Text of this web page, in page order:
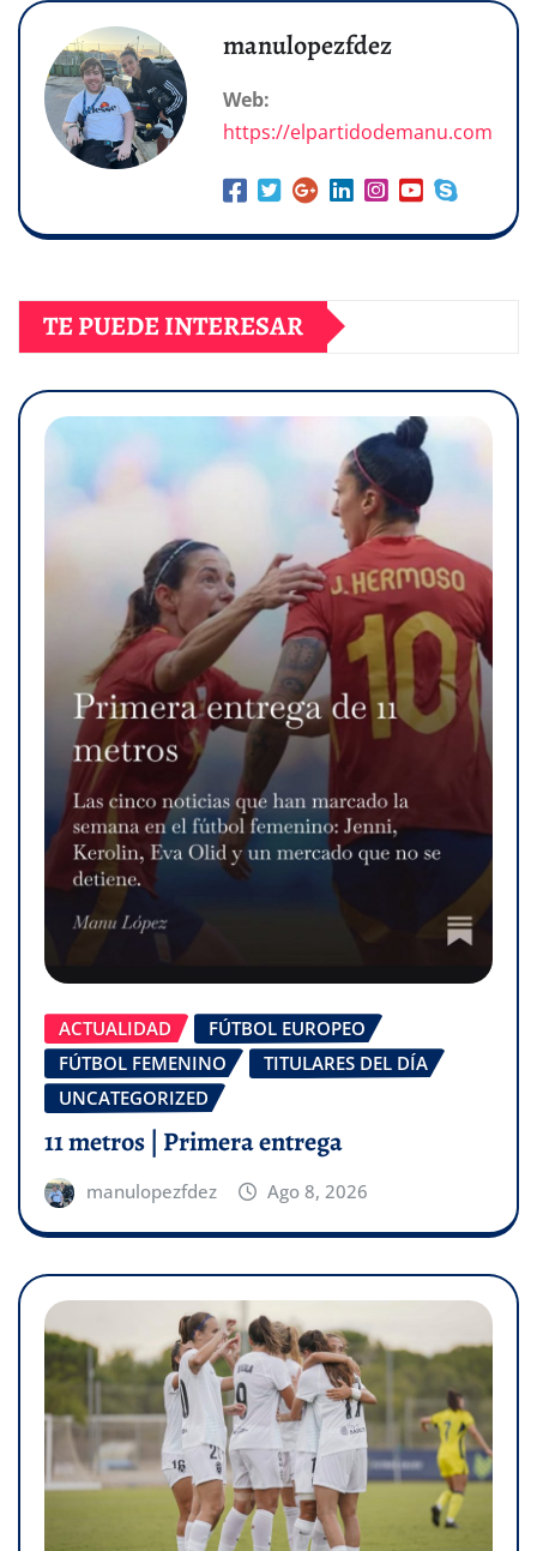
manulopezfdez
Web:
https://elpartidodemanu.com
TE PUEDE INTERESAR
ACTUALIDAD
FÚTBOL EUROPEO
FÚTBOL FEMENINO
TITULARES DEL DÍA
UNCATEGORIZED
11 metros | Primera entrega
manulopezfdez Ago 8, 2026